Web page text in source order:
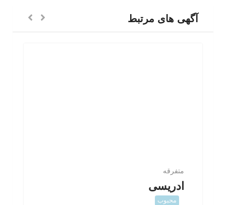
آگهی های مرتبط
متفرقه
ادریسی
محبوب